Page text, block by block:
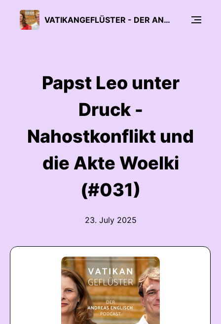
VATIKANGEFLÜSTER - DER ANDREAS ENGLISCH PODCAST - AUCH FÜR ATHEISTEN
Papst Leo unter
Druck -
Nahostkonflikt und
die Akte Woelki
(#031)
23. July 2025